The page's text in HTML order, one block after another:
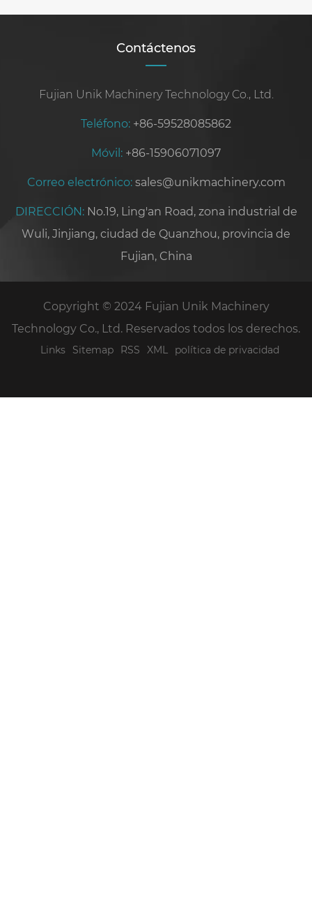
proyecto
Contáctenos
Fujian Unik Machinery Technology Co., Ltd.
Teléfono: +86-59528085862
Móvil: +86-15906071097
Correo electrónico: sales@unikmachinery.com
DIRECCIÓN: No.19, Ling'an Road, zona industrial de
Wuli, Jinjiang, ciudad de Quanzhou, provincia de
Fujian, China
Copyright © 2024 Fujian Unik Machinery
Technology Co., Ltd. Reservados todos los derechos.
Links Sitemap RSS XML política de privacidad